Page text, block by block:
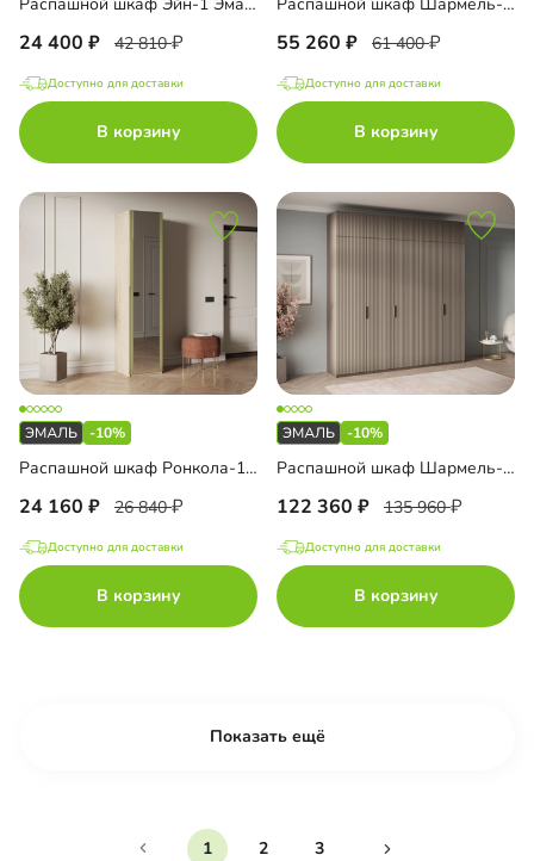
24 400 42 810
Доступно для доставки
В корзину
55 260 61 400
Доступно для доставки
В корзину
-10%
Распашной шкаф Ронкола-1 Эмаль с зеркалом
24 160 26 840
Доступно для доставки
В корзину
-10%
Распашной шкаф Шармель-5 Лайф Эмаль с антресолью
122 360 135 960
Доступно для доставки
В корзину
Показать ещё
1 2 3